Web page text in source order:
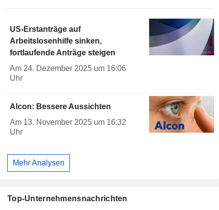
US-Erstanträge auf
Arbeitslosenhilfe sinken,
fortlaufende Anträge steigen
Am 24. Dezember 2025 um 16:06
Uhr
Alcon: Bessere Aussichten
Am 13. November 2025 um 16:32
Uhr
Mehr Analysen
Top-Unternehmensnachrichten